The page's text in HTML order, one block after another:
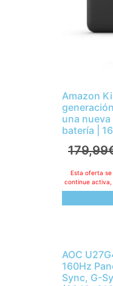
Amazon
una
batería |
179,99
Esta oferta
continue activa,
AOC
160Hz
Sync, G-